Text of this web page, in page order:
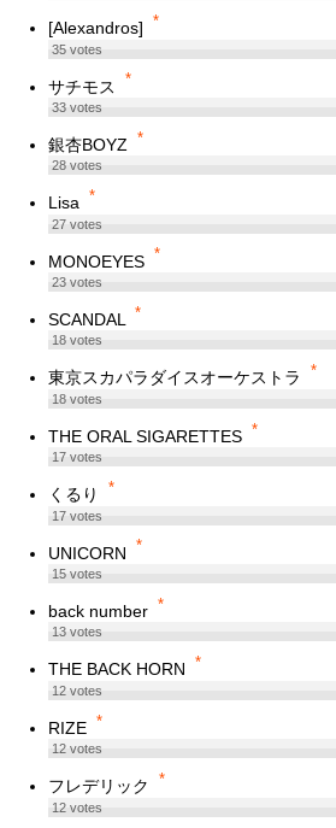
[Alexandros] *
35votes
サチモス *
33votes
銀杏BOYZ *
28votes
Lisa *
27votes
MONOEYES *
23votes
SCANDAL *
18votes
東京スカパラダイスオーケストラ *
18votes
THE ORAL SIGARETTES *
17votes
くるり *
17votes
UNICORN *
15votes
back number *
13votes
THE BACK HORN *
12votes
RIZE *
12votes
フレデリック *
12votes